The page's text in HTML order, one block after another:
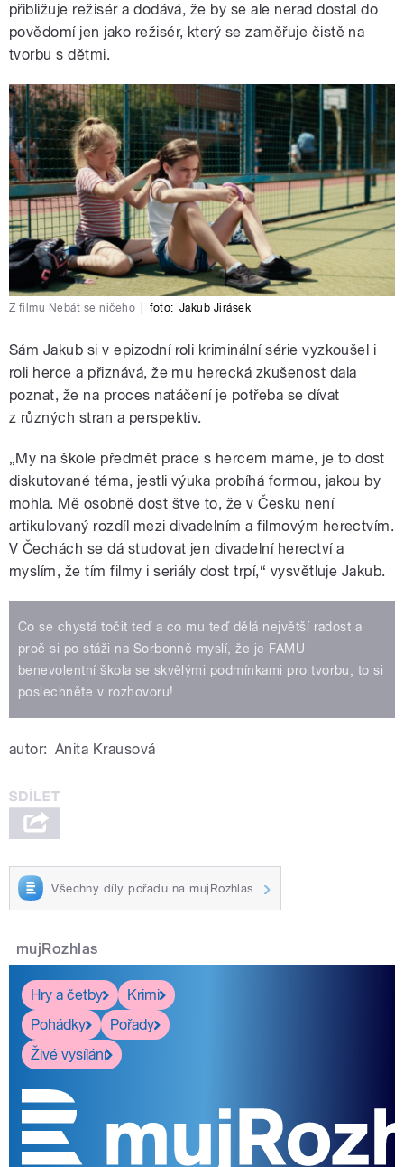
přibližuje režisér a dodává, že by se ale nerad dostal do
povědomí jen jako režisér, který se zaměřuje čistě na
tvorbu s dětmi.
Z filmu Nebát se ničeho foto: Jakub Jirásek
Sám Jakub si v epizodní roli kriminální série vyzkoušel i
roli herce a přiznává, že mu herecká zkušenost dala
poznat, že na proces natáčení je potřeba se dívat
z různých stran a perspektiv.
„My na škole předmět práce s hercem máme, je to dost
diskutované téma, jestli výuka probíhá formou, jakou by
mohla. Mě osobně dost štve to, že v Česku není
artikulovaný rozdíl mezi divadelním a filmovým herectvím.
V Čechách se dá studovat jen divadelní herectví a
myslím, že tím filmy i seriály dost trpí,“ vysvětluje Jakub.
Co se chystá točit teď a co mu teď dělá největší radost a
proč si po stáži na Sorbonně myslí, že je FAMU
benevolentní škola se skvělými podmínkami pro tvorbu, to si
poslechněte v rozhovoru!
autor: Anita Krausová
Všechny díly pořadu na mujRozhlas
mujRozhlas
Hry a četby
Krimi
Pohádky
Pořady
Živé vysílání